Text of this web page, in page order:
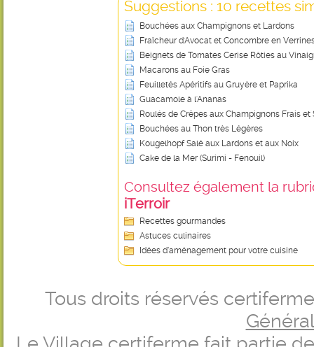
Suggestions : 10 recettes
Bouchées aux Champignons et Lardons
Fraîcheur d'Avocat et Concombre en
Beignets de Tomates Cerise Rôties au
Macarons au Foie Gras
Feuilletés Apéritifs au Gruyère et Paprika
Guacamole à l'Ananas
Roulés de Crêpes aux Champignons Frais et
Bouchées au Thon très Légères
Kougelhopf Salé aux Lardons et aux Noix
Cake de la Mer (Surimi - Fenouil)
Consultez également la
iTerroir
Recettes gourmandes
Astuces culinaires
Idées d’aménagement pour votre cuisine
Tous droits réservés